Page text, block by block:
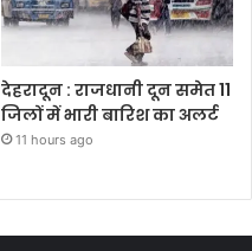
देहरादून : राजधानी दून समेत 11
जिलों में भारी बारिश का अलर्ट
11 hours ago